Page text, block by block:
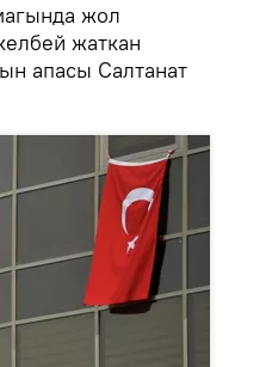
жол
жаткан
апасы Салтанат